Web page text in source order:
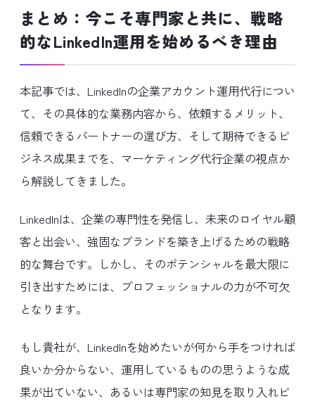
まとめ：今こそ専門家と共に、戦略
的なLinkedIn運用を始めるべき理由
本記事では、LinkedInの企業アカウント運用代行につい
て、その具体的な業務内容から、依頼するメリット、
信頼できるパートナーの選び方、そして期待できるビ
ジネス成果までを、マーケティング代行企業の視点か
ら解説してきました。
LinkedInは、企業の専門性を発信し、未来のロイヤル顧
客と出会い、強固なブランドを築き上げるための戦略
的な舞台です。しかし、そのポテンシャルを最大限に
引き出すためには、プロフェッショナルの力が不可欠
となります。
もし貴社が、LinkedInを始めたいが何から手をつければ
良いか分からない、運用しているものの思うような成
果が出ていない、あるいは専門家の知見を取り入れビ